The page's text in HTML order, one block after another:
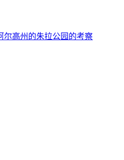
尔高州的朱拉公园的考察